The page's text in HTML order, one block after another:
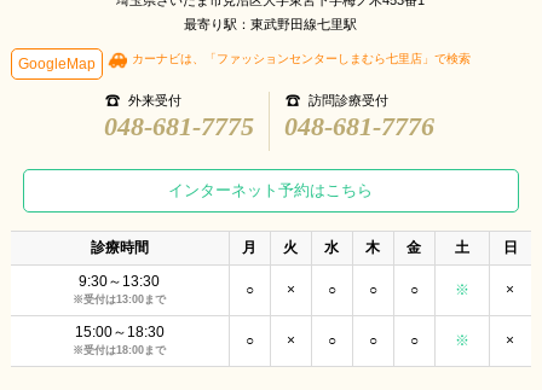
最寄り駅：東武野田線七里駅
GoogleMap カーナビは、「ファッションセンターしまむら七里店」で検索
外来受付
048-681-7775
訪問診療受付
048-681-7776
インターネット予約はこちら
診療時間 月 火 水 木 金 土
日
9:30～13:30
※受付は13:00まで
○ × ○ ○ ○ ※ ×
15:00～18:30
※受付は18:00まで
○ × ○ ○ ○ ※ ×